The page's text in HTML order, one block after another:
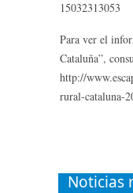
15032313053
Para ver el
Cataluña”,
http://
rural-cataluna-
Noticias